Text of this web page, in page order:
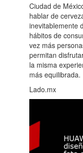
Ciudad de
hablar de
inevitablemente
hábitos de
vez más
permitan
la misma
más equilibrada.
Lado.mx